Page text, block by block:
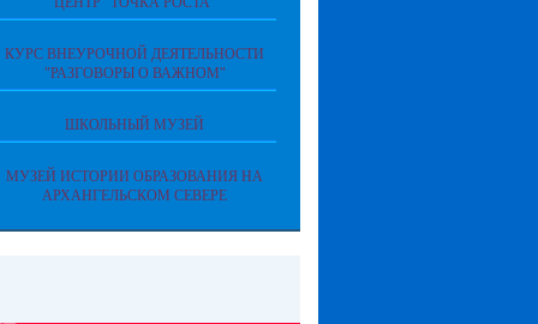
КУРС ВНЕУРОЧНОЙ ДЕЯТЕЛЬНОСТИ
"РАЗГОВОРЫ О ВАЖНОМ"
ШКОЛЬНЫЙ МУЗЕЙ
МУЗЕЙ ИСТОРИИ ОБРАЗОВАНИЯ НА
АРХАНГЕЛЬСКОМ СЕВЕРЕ